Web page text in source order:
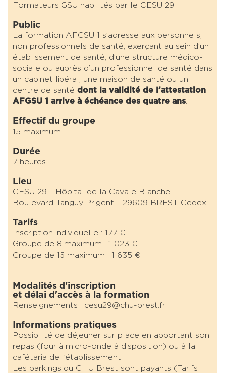
Formateurs GSU habilités par le CESU 29
Public
La formation AFGSU 1 s’adresse aux personnels,
non professionnels de santé, exerçant au sein d’un
établissement de santé, d’une structure médico-
sociale ou auprès d’un professionnel de santé dans
un cabinet libéral, une maison de santé ou un
centre de santé dont la validité de l’attestation
AFGSU 1 arrive à échéance des quatre ans
Effectif du groupe
15 maximum
Durée
7 heures
Lieu
CESU 29 - Hôpital de la Cavale Blanche -
Boulevard Tanguy Prigent - 29609 BREST Cedex
Tarifs
Inscription individuelle : 177 €
Groupe de 8 maximum : 1 023 €
Groupe de 15 maximum : 1 635 €
Modalités d'inscription
et délai d'accès à la formation
Renseignements : cesu29@chu-brest.fr
Informations pratiques
Possibilité de déjeuner sur place en apportant son
repas (four à micro-onde à disposition) ou à la
cafétaria de l’établissement.
Les parkings du CHU Brest sont payants (Tarifs